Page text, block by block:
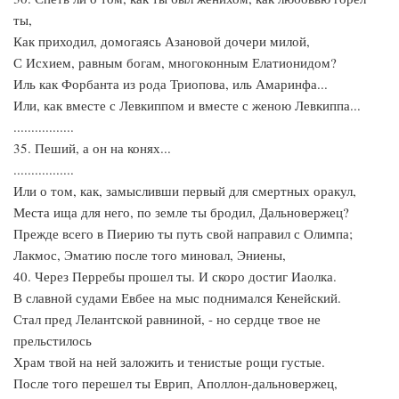
ты,
Как приходил, домогаясь Азановой дочери милой,
С Исхием, равным богам, многоконным Елатионидом?
Иль как Форбанта из рода Триопова, иль Амаринфа...
Или, как вместе с Левкиппом и вместе с женою Левкиппа...
.................
35. Пеший, а он на конях...
.................
Или о том, как, замысливши первый для смертных оракул,
Места ища для него, по земле ты бродил, Дальновержец?
Прежде всего в Пиерию ты путь свой направил с Олимпа;
Лакмос, Эматию после того миновал, Эниены,
40. Через Перребы прошел ты. И скоро достиг Иаолка.
В славной судами Евбее на мыс поднимался Кенейский.
Стал пред Лелантской равниной, - но сердце твое не
прельстилось
Храм твой на ней заложить и тенистые рощи густые.
После того перешел ты Еврип, Аполлон-дальновержец,